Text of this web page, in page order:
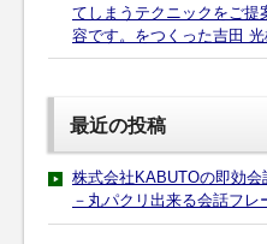
てしまうテクニックをご提
容です。をつくった吉田
最近の投稿
株式会社KABUTOの即効
－丸パクリ出来る会話フ